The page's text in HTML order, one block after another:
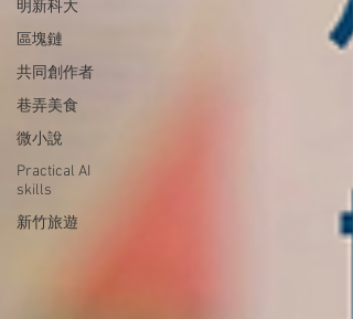
明新科大
區塊鏈
共同創作者
巷弄美食
微小說
Practical AI
skills
新竹旅遊